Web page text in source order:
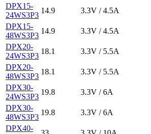
DPX15-
24WS3P3
14.9 3.3V / 4.5A
DPX15-
48WS3P3
14.9 3.3V / 4.5A
DPX20-
24WS3P3
18.1 3.3V / 5.5A
DPX20-
48WS3P3
18.1 3.3V / 5.5A
DPX30-
24WS3P3
19.8 3.3V / 6A
DPX30-
48WS3P3
19.8 3.3V / 6A
DPX40-